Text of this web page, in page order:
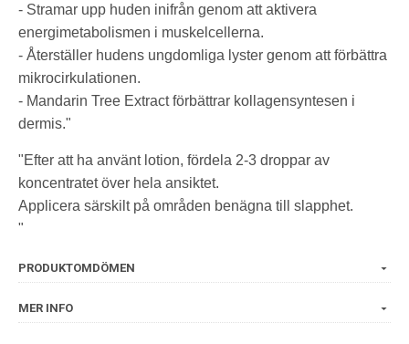
- Stramar upp huden inifrån genom att aktivera
energimetabolismen i muskelcellerna.
- Återställer hudens ungdomliga lyster genom att förbättra
mikrocirkulationen.
- Mandarin Tree Extract förbättrar kollagensyntesen i
dermis."
"Efter att ha använt lotion, fördela 2-3 droppar av
koncentratet över hela ansiktet.
Applicera särskilt på områden benägna till slapphet.
"
PRODUKTOMDÖMEN
MER INFO